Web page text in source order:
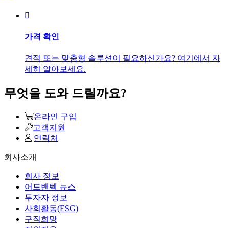
가격 확인
견적 또는 맞춤형 솔루션이 필요하신가요? 여기에서 자
세히 알아보세요.
무엇을 도와 드릴까요?
온라인 구입
고객지원
연락처
회사소개
회사 정보
어드밴텍 뉴스
투자자 정보
사회활동(ESG)
구직희망